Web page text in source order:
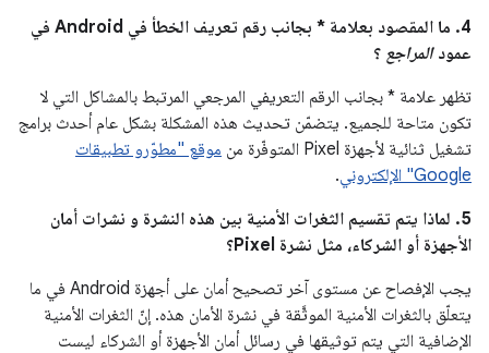
4. ما المقصود بعلامة * بجانب رقم تعريف الخطأ في Android في
عمودالمراجع ؟
تظهر علامة * بجانب الرقم التعريفي المرجعي المرتبط بالمشاكل التي لا
تكون متاحة للجميع. يتضمّن تحديث هذه المشكلة بشكل عام أحدث برامج
تشغيل ثنائية لأجهزة Pixel المتوفّرة من
موقع "مطوّرو تطبيقات
Google" الإلكتروني
.
5. لماذا يتم تقسيم الثغرات الأمنية بين هذه النشرة و نشرات أمان
الأجهزة أو الشركاء، مثل نشرة Pixel؟
يجب الإفصاح عن مستوى آخر تصحيح أمان على أجهزة Android في ما
يتعلّق بالثغرات الأمنية الموثَّقة في نشرة الأمان هذه. إنّ الثغرات الأمنية
الإضافية التي يتم توثيقها في رسائل أمان الأجهزة أو الشركاء ليست